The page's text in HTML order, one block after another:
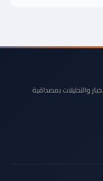
والتحليلات بمصداقية